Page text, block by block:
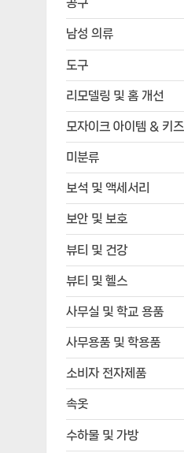
공구
남성 의류
도구
리모델링 및 홈 개선
모자이크 아이템 & 키즈
미분류
보석 및 액세서리
보안 및 보호
뷰티 및 건강
뷰티 및 헬스
사무실 및 학교 용품
사무용품 및 학용품
소비자 전자제품
속옷
수하물 및 가방